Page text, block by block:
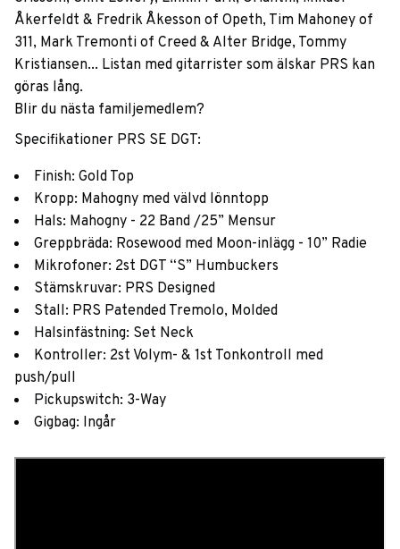
Åkerfeldt & Fredrik Åkesson of Opeth, Tim Mahoney of
311, Mark Tremonti of Creed & Alter Bridge, Tommy
Kristiansen... Listan med gitarrister som älskar PRS kan
göras lång.
Blir du nästa familjemedlem?
Specifikationer PRS SE DGT:
Finish: Gold Top
Kropp: Mahogny med välvd lönntopp
Hals: Mahogny - 22 Band /25” Mensur
Greppbräda: Rosewood med Moon-inlägg - 10” Radie
Mikrofoner: 2st DGT “S” Humbuckers
Stämskruvar: PRS Designed
Stall: PRS Patended Tremolo, Molded
Halsinfästning: Set Neck
Kontroller: 2st Volym- & 1st Tonkontroll med
push/pull
Pickupswitch: 3-Way
Gigbag: Ingår